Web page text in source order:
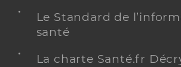
Le Standard de
santé
La charte Santé.fr